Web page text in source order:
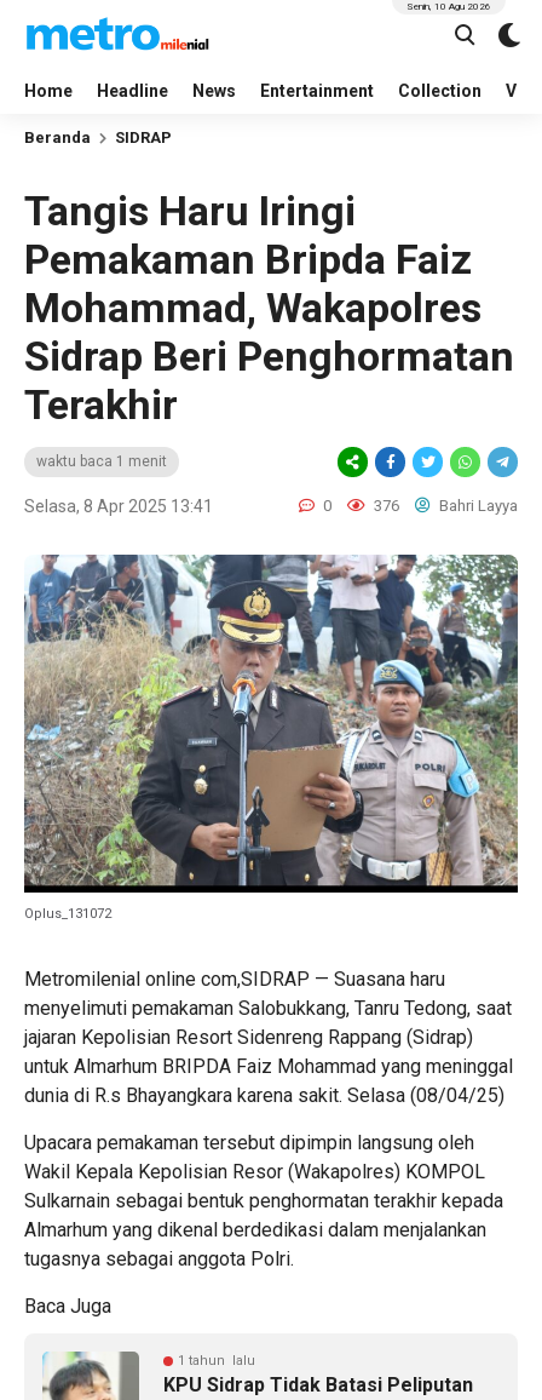
Home Headline News Entertainment Collection
Senin, 10 Agu 2026
Beranda SIDRAP
Tangis Haru Iringi
Pemakaman Bripda Faiz
Mohammad, Wakapolres
Sidrap Beri Penghormatan
Terakhir
waktu baca 1 menit
Selasa, 8 Apr 2025 13:41 0 376 Bahri Layya
Oplus_131072
Metromilenial online com,SIDRAP — Suasana haru
menyelimuti pemakaman Salobukkang, Tanru Tedong, saat
jajaran Kepolisian Resort Sidenreng Rappang (Sidrap)
untuk Almarhum BRIPDA Faiz Mohammad yang meninggal
dunia di R.s Bhayangkara karena sakit. Selasa (08/04/25)
Upacara pemakaman tersebut dipimpin langsung oleh
Wakil Kepala Kepolisian Resor (Wakapolres) KOMPOL
Sulkarnain sebagai bentuk penghormatan terakhir kepada
Almarhum yang dikenal berdedikasi dalam menjalankan
tugasnya sebagai anggota Polri.
Baca Juga
1 tahun lalu
KPU Sidrap Tidak Batasi Peliputan